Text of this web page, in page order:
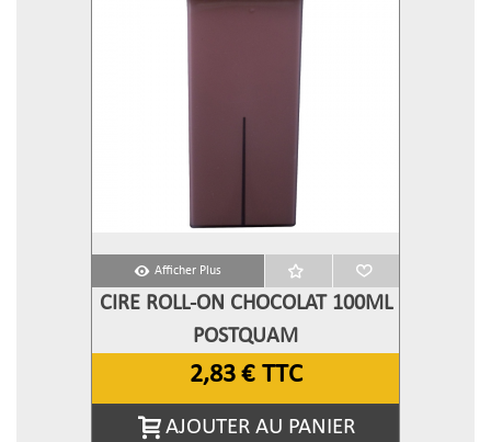
Afficher Plus
CIRE ROLL-ON CHOCOLAT 100ML
POSTQUAM
2,83 € TTC
AJOUTER AU PANIER